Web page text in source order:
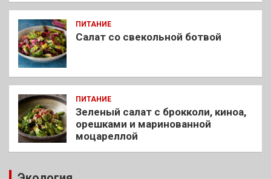
ПИТАНИЕ
Салат со свекольной ботвой
ПИТАНИЕ
Зеленый салат с брокколи, киноа,
орешками и маринованной
моцареллой